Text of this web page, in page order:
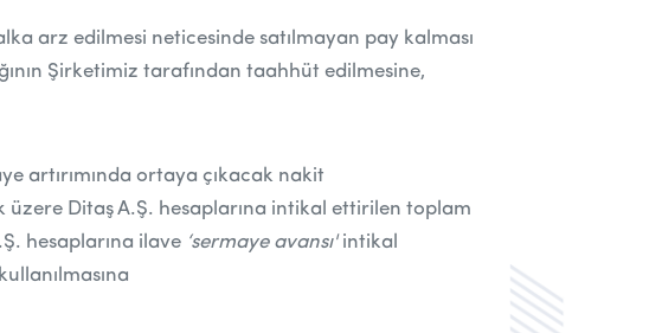
arz edilmesi neticesinde satılmayan pay kalması
Şirketimiz tarafından taahhüt edilmesine,
artırımında ortaya çıkacak nakit
Ditaş A.Ş. hesaplarına intikal ettirilen toplam
hesaplarına ilave ‘sermaye avansı' intikal